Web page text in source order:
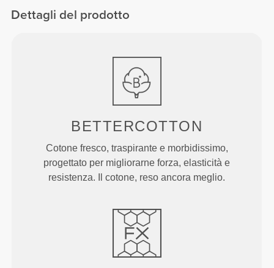
Dettagli del prodotto
BETTERCOTTON
Cotone fresco, traspirante e morbidissimo,
progettato per migliorarne forza, elasticità e
resistenza. Il cotone, reso ancora meglio.